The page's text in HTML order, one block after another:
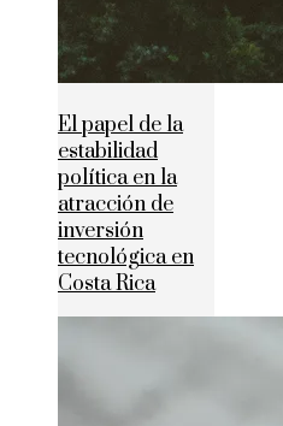
El papel de la
estabilidad
política en la
atracción de
inversión
tecnológica en
Costa Rica